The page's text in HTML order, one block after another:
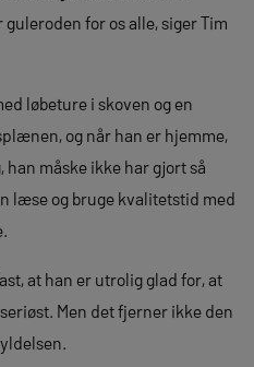
for os alle, siger Tim
løbeture i skoven og en
og når han er hjemme,
måske ikke har gjort så
læse og bruge kvalitetstid med
at han er utrolig glad for, at
Men det fjerner ikke den